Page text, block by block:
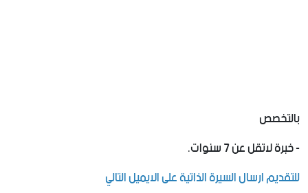
بالتخصص
-‏ خبرة لاتقل عن 7 سنوات.
للتقديم ارسال السيرة الذاتية على الايميل التالي